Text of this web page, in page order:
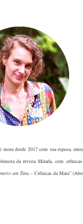
desde 2017 com sua esposa,
da revista Mirada, com
um Tatu – Crônicas da Mata”